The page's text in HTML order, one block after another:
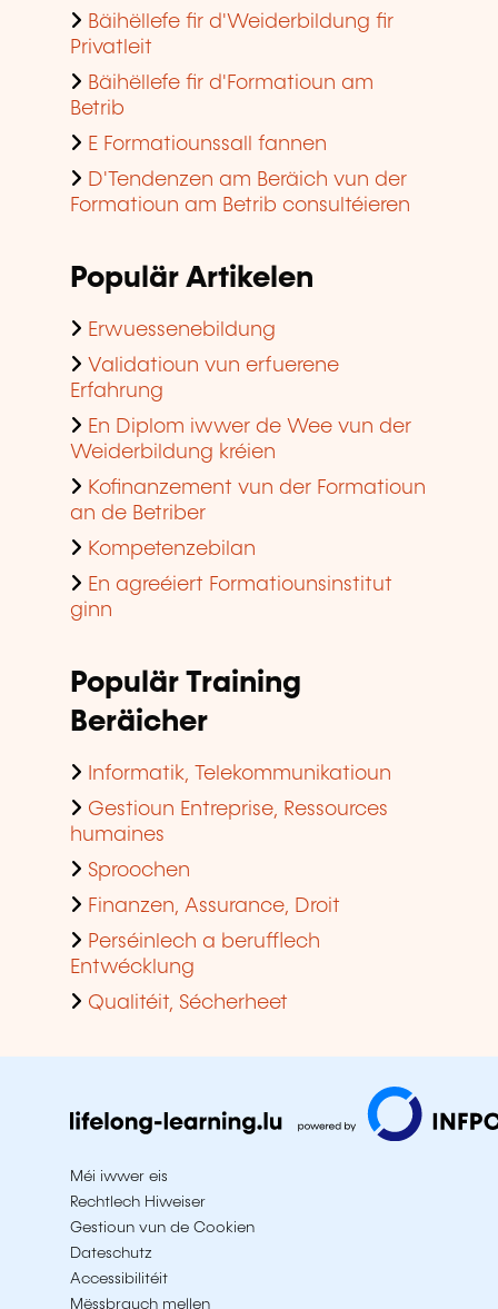
Bäihëllefe fir d'Weiderbildung fir
Privatleit
Bäihëllefe fir d'Formatioun am
Betrib
E Formatiounssall fannen
D'Tendenzen am Beräich vun der
Formatioun am Betrib consultéieren
Populär Artikelen
Erwuessenebildung
Validatioun vun erfuerene
Erfahrung
En Diplom iwwer de Wee vun der
Weiderbildung kréien
Kofinanzement vun der Formatioun
an de Betriber
Kompetenzebilan
En agreéiert Formatiounsinstitut
ginn
Populär Training
Beräicher
Informatik, Telekommunikatioun
Gestioun Entreprise, Ressources
humaines
Sproochen
Finanzen, Assurance, Droit
Perséinlech a berufflech
Entwécklung
Qualitéit, Sécherheet
Méi iwwer eis
Rechtlech Hiweiser
Gestioun vun de Cookien
Dateschutz
Accessibilitéit
Mëssbrauch mellen